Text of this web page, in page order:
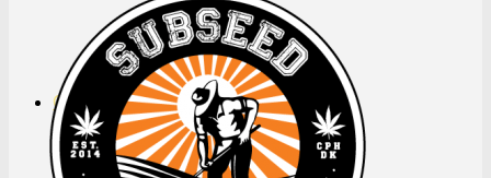
Cannabisavlere -og brands